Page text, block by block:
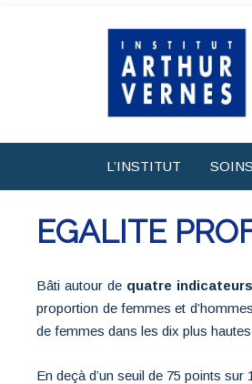
L’INSTITUT SOINS
EGALITE
Bâti autour de quatre indicateurs
proportion de femmes et
de femmes dans les dix plus
En deçà d’un seuil de 75 points